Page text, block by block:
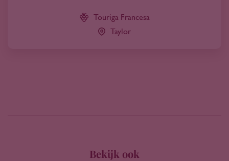
Touriga Francesa
Taylor
Bekijk ook